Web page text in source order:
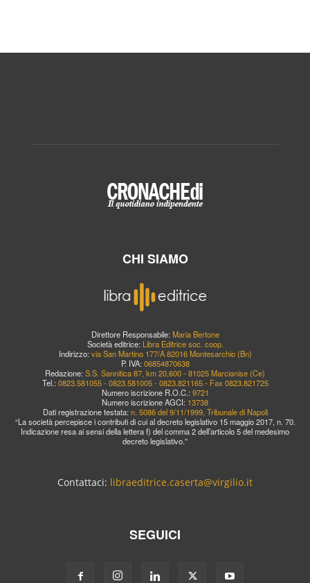
CHI SIAMO
Direttore Responsabile: Maria Bertone
Società editrice: Libra Editrice soc. coop.
Indirizzo: via San Martino 177/A 82016 Montesarchio (Bn)
P. IVA: 06854870638
Redazione: S.S. Sannitica 87, km 20,600 - 81025 Marcianise (Ce)
Tel.: 0823.581055 - 0823.581005 - 0823.821165 - Fax 0823.821725
Numero iscrizione R.O.C.: 9721
Numero iscrizione AGCI: 13738
Dati registrazione testata: n. 5086 del 9/11/1999, Tribunale di Napoli
“La società percepisce i contributi di cui al decreto legislativo 15 maggio 2017, n. 70.
Indicazione resa ai sensi della lettera f) del comma 2 dell’articolo 5 del medesimo
decreto legislativo.”
Contattaci: libraeditrice.caserta@virgilio.it
SEGUICI